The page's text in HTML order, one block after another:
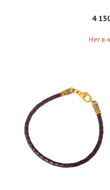
4
Нет в